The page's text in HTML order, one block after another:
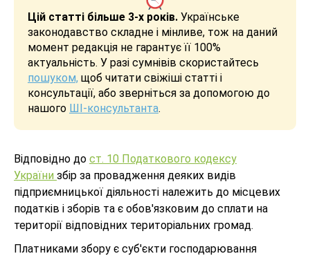
Цій статті більше 3-х років. Українське
законодавство складне і мінливе, тож на даний
момент редакція не гарантує її 100%
актуальність. У разі сумнівів скористайтесь
пошуком, щоб читати свіжіші статті і
консультації, або зверніться за допомогою до
нашого ШІ-консультанта.
Відповідно до ст. 10 Податкового кодексу
України збір за провадження деяких видів
підприємницької діяльності належить до місцевих
податків і зборів та є обов'язковим до сплати на
території відповідних територіальних громад.
Платниками збору є суб'єкти господарювання